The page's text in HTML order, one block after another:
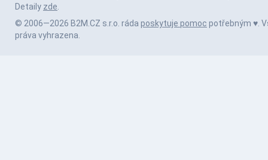
Detaily zde
© 2006—2026 B2M.CZ s.r.o. ráda poskytuje pomoc potřebným ♥️.
práva vyhrazena.